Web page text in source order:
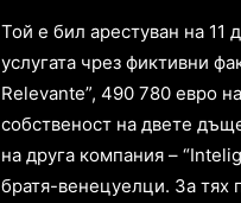
Той е бил арестуван на 11
услугата чрез фиктивни
Relevante”, 490 780 евро
собственост на двете
на друга компания –
братя-венецуелци. За тях